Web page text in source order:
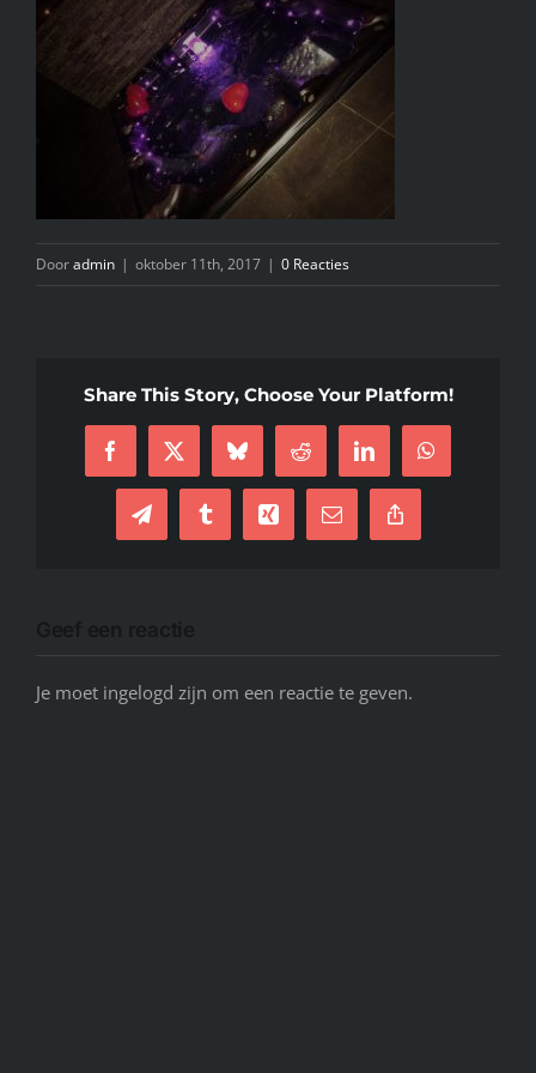
INFO
KIDS SPA PARTY
CONTACT
Dooradmin | oktober 11th, 2017 | 0 Reacties
Share This Story, Choose Your Platform!
Facebook
X BlueskyReddit LinkedInWhatsApp
TelegramTumblrXing
E-
mail
Copy
Link
Je moet ingelogd zijn om een reactie te geven.